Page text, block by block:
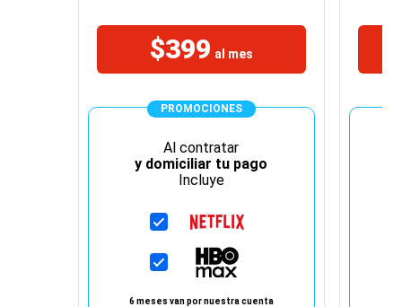
$399 al mes
PROMOCIONES
Al contratar
y domiciliar tu pago
Incluye
6 meses van por nuestra cuenta